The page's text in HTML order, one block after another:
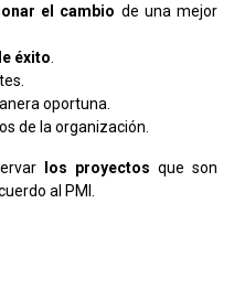
el cambio de una mejor
éxito
oportuna.
de la organización.
los proyectos que son
al PMI.